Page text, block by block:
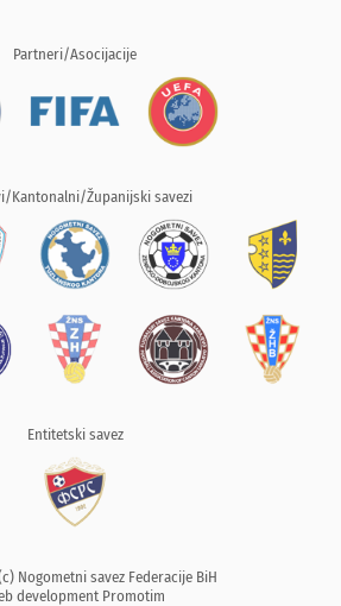
Partneri/Asocijacije
Kantonalni/Županijski savezi
Entitetski savez
Nogometni savez Federacije BiH
development Promotim